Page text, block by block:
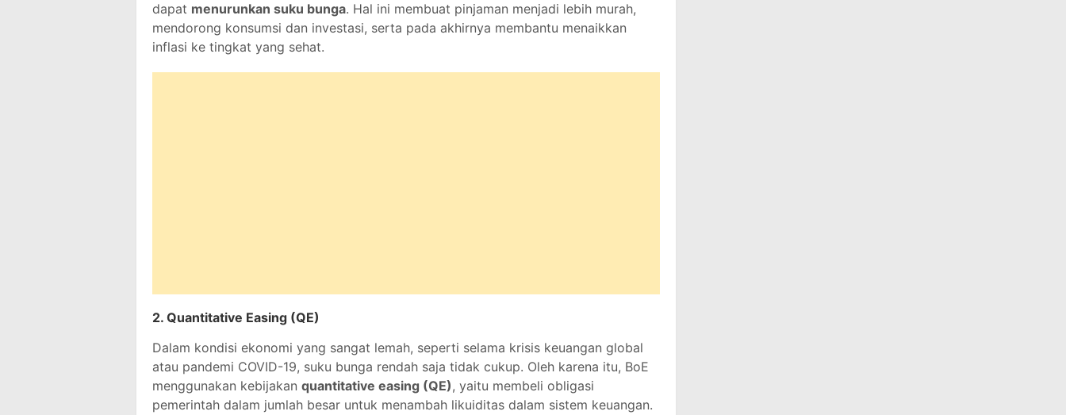
dapat menurunkan suku bunga. Hal ini membuat pinjaman menjadi lebih murah,
mendorong konsumsi dan investasi, serta pada akhirnya membantu menaikkan
inflasi ke tingkat yang sehat.
2. Quantitative Easing (QE)
Dalam kondisi ekonomi yang sangat lemah, seperti selama krisis keuangan global
atau pandemi COVID-19, suku bunga rendah saja tidak cukup. Oleh karena itu, BoE
menggunakan kebijakan quantitative easing (QE), yaitu membeli obligasi
pemerintah dalam jumlah besar untuk menambah likuiditas dalam sistem keuangan.